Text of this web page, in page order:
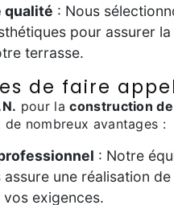
qualité : Nous
pour assurer
terrasse.
de faire appel
pour laconstruction
de nombreux avantages :
: Notre
assure une réalisation
exigences.